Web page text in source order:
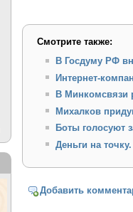
Смотрите также:
В Госдуму РФ
Интернет-
В Минкомсвязи
Михалков
Боты голосуют
Деньги на
Добавить